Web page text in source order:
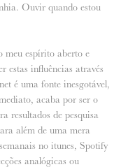
Ouvir quando estou
meu espírito aberto e
estas influências através
é uma fonte inesgotável,
acaba por ser o
resultados de pesquisa
além de uma mera
no itunes, Spotify
analógicas ou